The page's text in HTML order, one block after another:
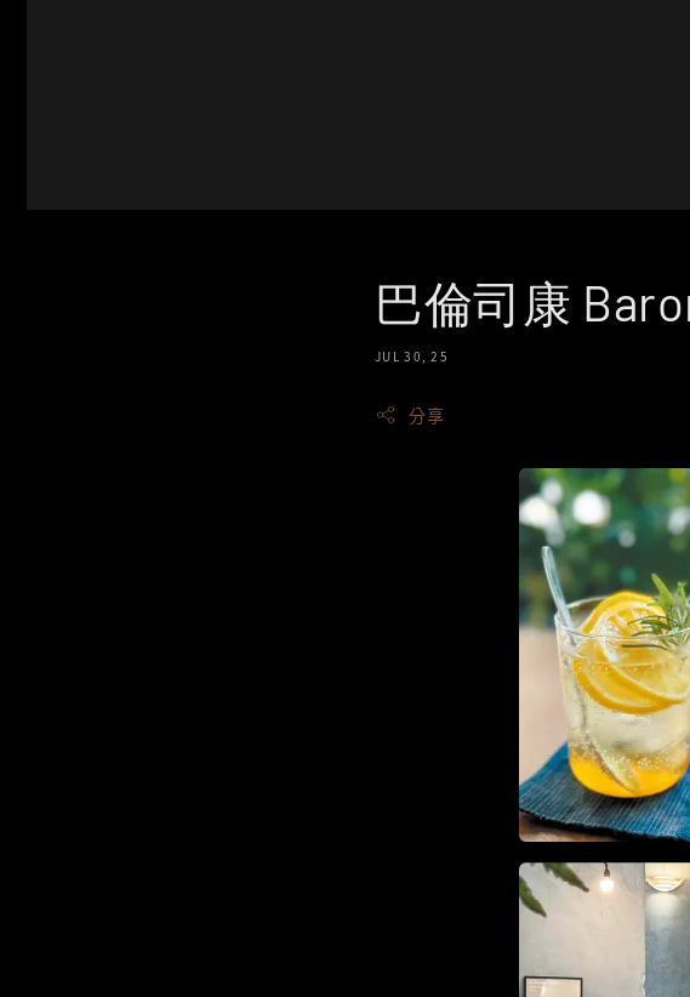
巴倫司康
JUL 30, 25
分享